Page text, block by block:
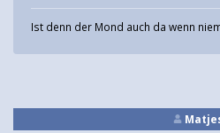
Ist denn der Mond auch da wenn